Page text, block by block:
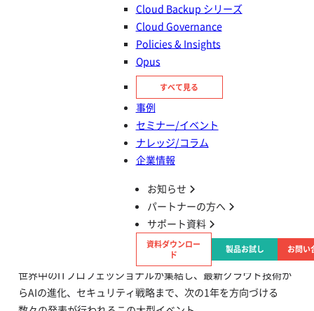
Cloud Backup シリーズ
Cloud Governance
Policies & Insights
Opus
すべて見る
事例
セミナー/イベント
ナレッジ/コラム
企業情報
お知らせ
パートナーの方へ
サポート資料
資料ダウンロー
ド
製品お試し お問い
Microsoft Ignite とは？
「AIを活用できている企業は少ない？」基調講
次回予告：AvePoint の新製品「AgentPulse」
ついに今年も Microsoft Ignite 2025 が幕を開けました！
世界中のITプロフェッショナルが集結し、最新クラウド技術か
らAIの進化、セキュリティ戦略まで、次の1年を方向づける